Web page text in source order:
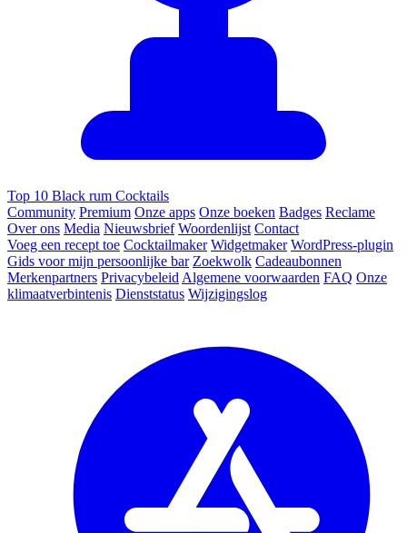
Top 10 Black rum Cocktails
Community Premium Onze apps Onze boeken Badges Reclame
Over ons Media Nieuwsbrief Woordenlijst Contact
Voeg een recept toe Cocktailmaker Widgetmaker WordPress-plugin
Gids voor mijn persoonlijke bar Zoekwolk Cadeaubonnen
Merkenpartners Privacybeleid Algemene voorwaarden FAQ Onze
klimaatverbintenis Dienststatus Wijzigingslog